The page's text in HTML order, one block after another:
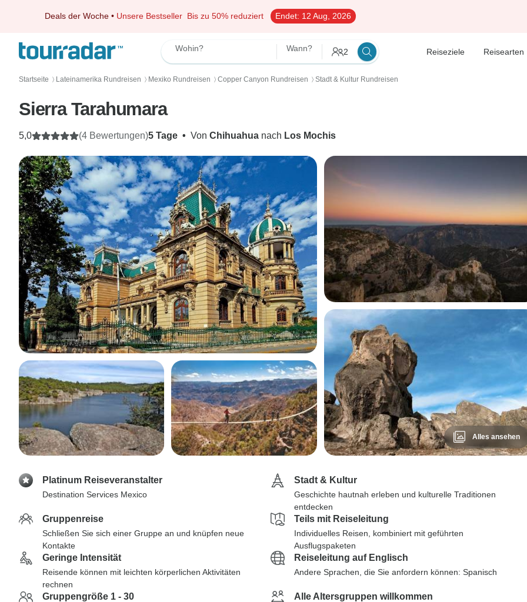
Deals der Woche • Unsere Bestseller Bis zu 50% reduziert Endet: 12 Aug, 2026
Wohin? Wann? 2 Reiseziele Reisearten
Startseite 〉 Lateinamerika Rundreisen 〉 Mexiko Rundreisen 〉 Copper Canyon Rundreisen 〉 Stadt & Kultur Rundreisen
Sierra Tarahumara
5 Tage • Von Chihuahua nach Los Mochis
5,0 (4 Bewertungen)
Alles ansehen
Platinum Reiseveranstalter
Destination Services Mexico
Stadt & Kultur
Geschichte hautnah erleben und kulturelle Traditionen
entdecken
Gruppenreise
Schließen Sie sich einer Gruppe an und knüpfen neue
Kontakte
Teils mit Reiseleitung
Individuelles Reisen, kombiniert mit geführten
Ausflugspaketen
Geringe Intensität
Reisende können mit leichten körperlichen Aktivitäten
rechnen
Reiseleitung auf Englisch
Andere Sprachen, die Sie anfordern können: Spanisch
Gruppengröße 1 - 30 Alle Altersgruppen willkommen